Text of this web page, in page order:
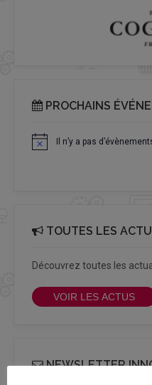
PROCHAINS
Notice Il n’y a pas
TOUTES LES
Découvrez toutes les
VOIR LES ACTUS
NEWSLETTER